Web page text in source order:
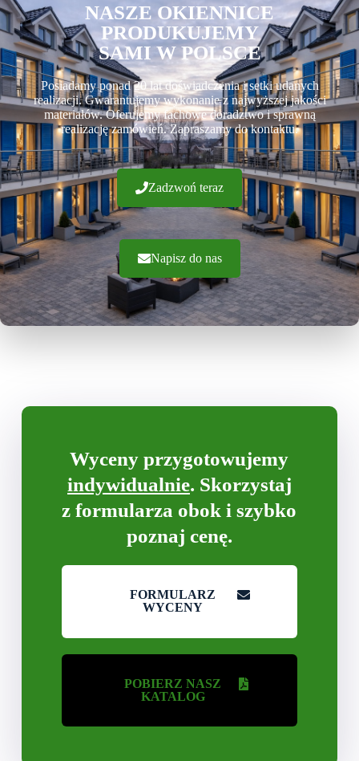
NASZE OKIENNICE
PRODUKUJEMY
SAMI W POLSCE
Posiadamy ponad 20 lat doświadczenia i setki udanych
realizacji. Gwarantujemy wykonanie z najwyższej jakości
materiałów. Oferujemy fachowe doradztwo i sprawną
realizację zamówień. Zapraszamy do kontaktu.
Zadzwoń teraz
Napisz do nas
Wyceny przygotowujemy
indywidualnie. Skorzystaj
z formularza obok i szybko
poznaj cenę.
FORMULARZ
WYCENY
POBIERZ NASZ
KATALOG